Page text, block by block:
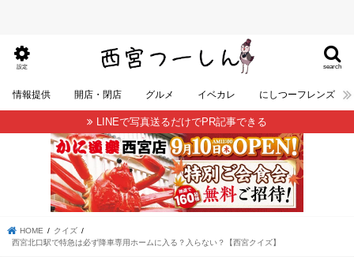
search
設定
情報提供 開店・閉店 グルメ イベカレ にしつーフレンズ
LINEで写真送るだけでPR記事できる
HOME
クイズ
西宮北口駅で特急は必ず降車専用ホームに入る？入らない？【西宮クイズ】